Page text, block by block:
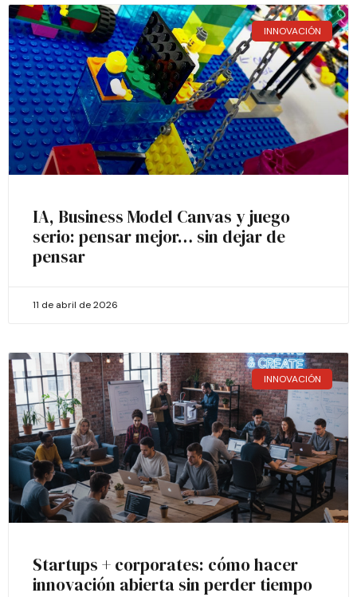
INNOVACIÓN
IA, Business Model Canvas y juego
serio: pensar mejor… sin dejar de
pensar
11 de abril de 2026
INNOVACIÓN
Startups + corporates: cómo hacer
innovación abierta sin perder tiempo